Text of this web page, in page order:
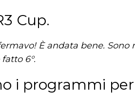
Cup.
È andata bene. Sono
6°.
i programmi